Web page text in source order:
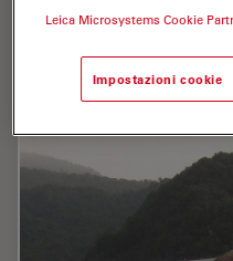
Lai , Hoyin
Publications : 1
Leica Microsystems Cookie
Impostazioni cookie